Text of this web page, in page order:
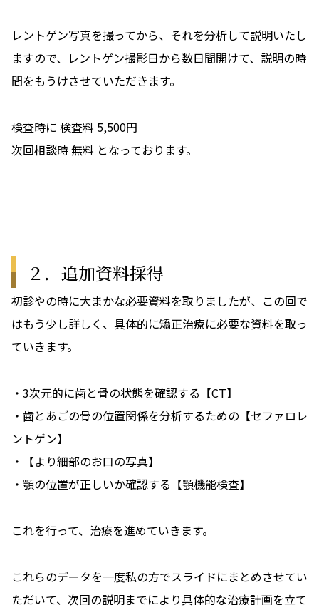
レントゲン写真を撮ってから、それを分析して説明いたし
ますので、レントゲン撮影日から数日間開けて、説明の時
間をもうけさせていただきます。
検査時に 検査料 5,500円
次回相談時 無料 となっております。
２．追加資料採得
初診やの時に大まかな必要資料を取りましたが、この回で
はもう少し詳しく、具体的に矯正治療に必要な資料を取っ
ていきます。
・3次元的に歯と骨の状態を確認する【CT】
・歯とあごの骨の位置関係を分析するための【セファロレ
ントゲン】
・【より細部のお口の写真】
・顎の位置が正しいか確認する【顎機能検査】
これを行って、治療を進めていきます。
これらのデータを一度私の方でスライドにまとめさせてい
ただいて、次回の説明までにより具体的な治療計画を立て